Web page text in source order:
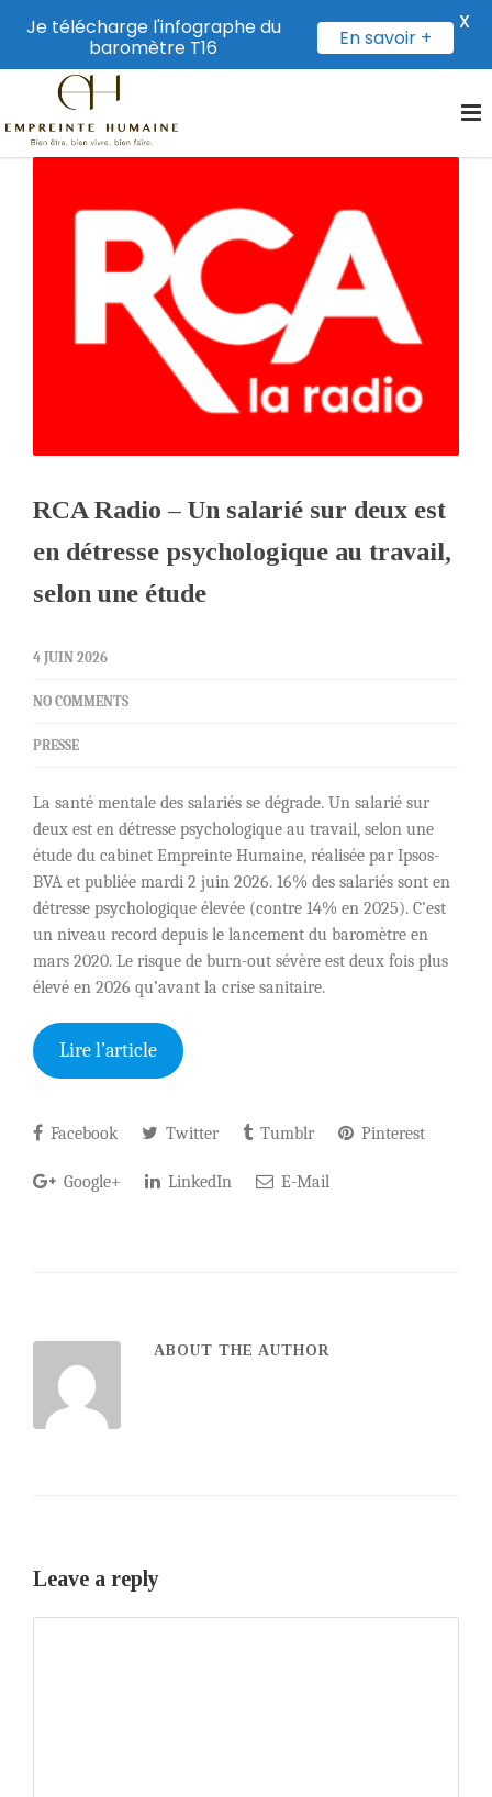
RCA Radio – Un salarié sur deux est
en détresse psychologique au travail,
selon une étude
4 JUIN 2026
NO COMMENTS
PRESSE
La santé mentale des salariés se dégrade. Un salarié sur
deux est en détresse psychologique au travail, selon une
étude du cabinet Empreinte Humaine, réalisée par Ipsos-
BVA et publiée mardi 2 juin 2026. 16% des salariés sont en
détresse psychologique élevée (contre 14% en 2025). C’est
un niveau record depuis le lancement du baromètre en
mars 2020. Le risque de burn-out sévère est deux fois plus
élevé en 2026 qu’avant la crise sanitaire.
Lire l’article
Facebook Twitter Tumblr Pinterest
Google+ LinkedIn E-Mail
ABOUT THE AUTHOR
Leave a reply
Je télécharge l'infographe du
baromètre T16
En savoir +
X